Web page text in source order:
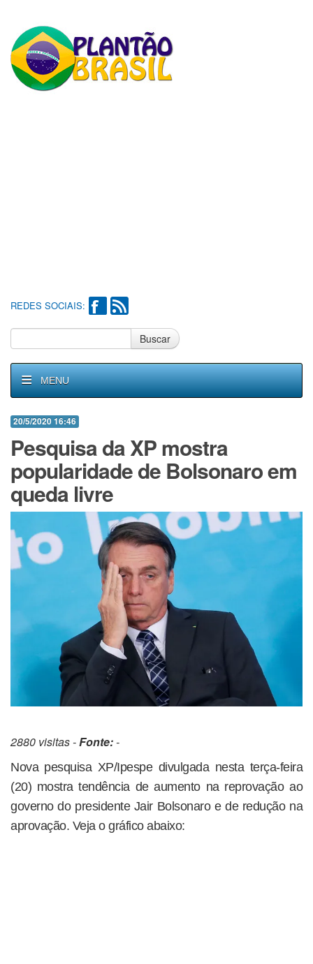
REDES SOCIAIS:
Buscar
MENU
20/5/2020 16:46
Pesquisa da XP mostra
popularidade de Bolsonaro em
queda livre
2880 visitas -Fonte:-
Nova pesquisa XP/Ipespe divulgada nesta terça-feira
(20) mostra tendência de aumento na reprovação ao
governo do presidente Jair Bolsonaro e de redução na
aprovação. Veja o gráfico abaixo: